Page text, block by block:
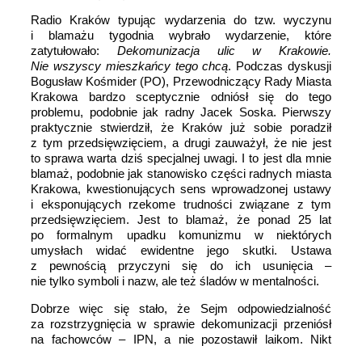
Radio Kraków typując wydarzenia do tzw. wyczynu
i blamażu tygodnia wybrało wydarzenie, które
zatytułowało: Dekomunizacja ulic w Krakowie.
Nie wszyscy mieszkańcy tego chcą. Podczas dyskusji
Bogusław Kośmider (PO), Przewodniczący Rady Miasta
Krakowa bardzo sceptycznie odniósł się do tego
problemu, podobnie jak radny Jacek Soska. Pierwszy
praktycznie stwierdził, że Kraków już sobie poradził
z tym przedsięwzięciem, a drugi zauważył, że nie jest
to sprawa warta dziś specjalnej uwagi. I to jest dla mnie
blamaż, podobnie jak stanowisko części radnych miasta
Krakowa, kwestionujących sens wprowadzonej ustawy
i eksponujących rzekome trudności związane z tym
przedsięwzięciem. Jest to blamaż, że ponad 25 lat
po formalnym upadku komunizmu w niektórych
umysłach widać ewidentne jego skutki. Ustawa
z pewnością przyczyni się do ich usunięcia –
nie tylko symboli i nazw, ale też śladów w mentalności.
Dobrze więc się stało, że Sejm odpowiedzialność
za rozstrzygnięcia w sprawie dekomunizacji przeniósł
na fachowców – IPN, a nie pozostawił laikom. Nikt